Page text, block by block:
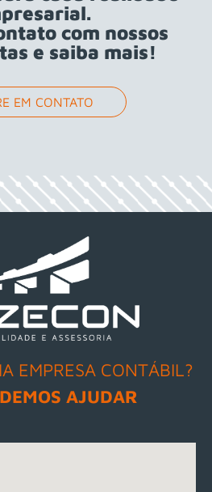
com nossos
e saiba mais!
EM CONTATO
EMPRESA CONTÁBIL?
AJUDAR